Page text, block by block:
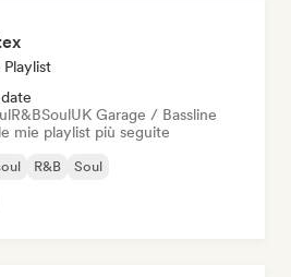
R&BSoulUK Garage / Bassline
mie playlist più seguite
R&B
Soul